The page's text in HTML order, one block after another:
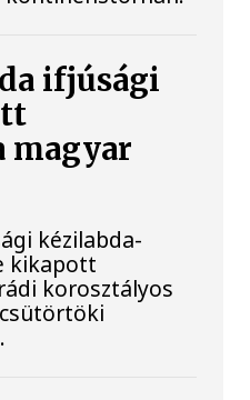
ifjúsági
magyar
kézilabda-
kikapott
korosztályos